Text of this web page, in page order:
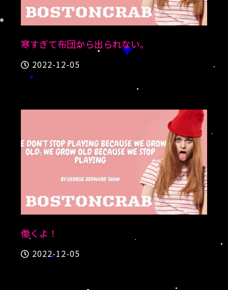
寒すぎて布団から出られない。
2022-12-05
働くよ！
2022-12-05